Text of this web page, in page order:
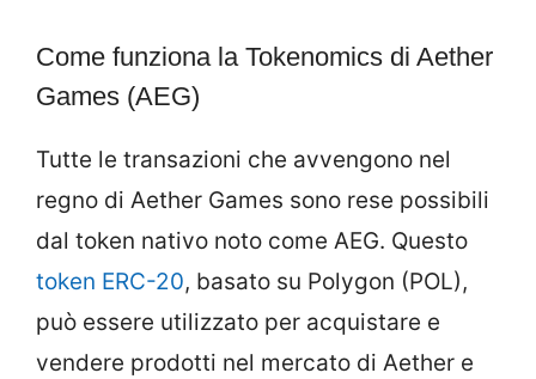
Come funziona la Tokenomics di Aether
Games (AEG)
Tutte le transazioni che avvengono nel
regno di Aether Games sono rese possibili
dal token nativo noto come AEG. Questo
token ERC-20, basato su Polygon (POL),
può essere utilizzato per acquistare e
vendere prodotti nel mercato di Aether e